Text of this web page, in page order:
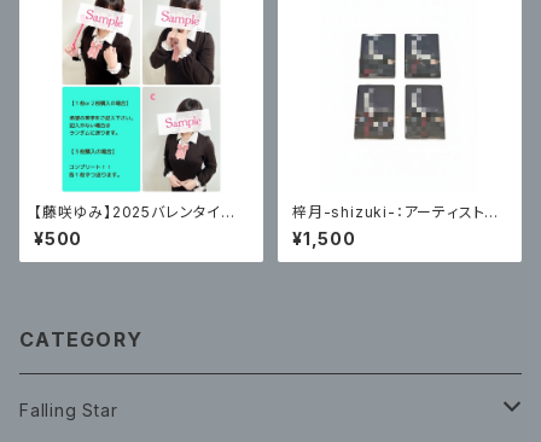
【藤咲ゆみ】2025バレンタイン
限定ブロマイド
¥500
梓月-shizuki-：アーティスト写
真トレーディングカード(HP編)
各４種ランダム１枚
¥1,500
CATEGORY
Falling Star